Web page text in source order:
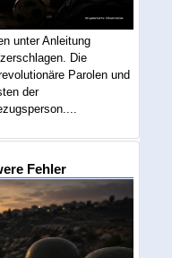
unter Anleitung
Die
Parolen und
der
Fehler